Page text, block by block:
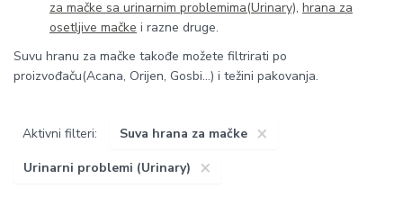
za mačke sa urinarnim problemima(Urinary), hrana za
osetljive mačke i razne druge.
Suvu hranu za mačke takođe možete filtrirati po
proizvođaču(Acana, Orijen, Gosbi...) i težini pakovanja.
Aktivni filteri: ×
Suva hrana za mačke
×
Urinarni problemi (Urinary)